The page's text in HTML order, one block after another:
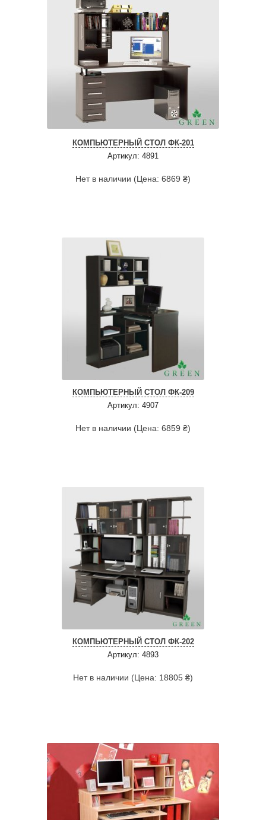
КОМПЬЮТЕРНЫЙ СТОЛ ФК-201
Артикул: 4891
Нет в наличии (Цена: 6869 ₴)
КОМПЬЮТЕРНЫЙ СТОЛ ФК-209
Артикул: 4907
Нет в наличии (Цена: 6859 ₴)
КОМПЬЮТЕРНЫЙ СТОЛ ФК-202
Артикул: 4893
Нет в наличии (Цена: 18805 ₴)